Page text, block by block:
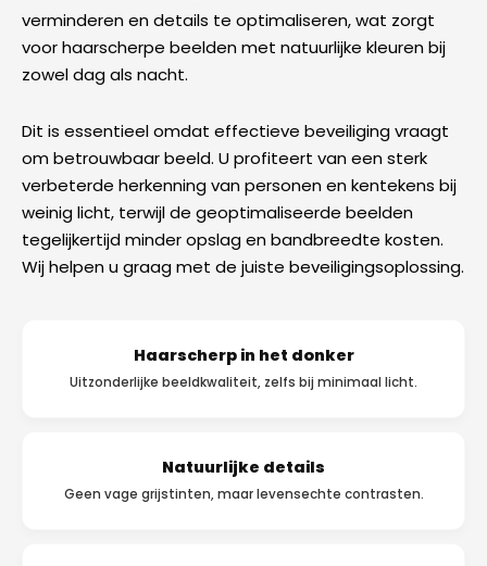
verminderen en details te optimaliseren, wat zorgt
voor haarscherpe beelden met natuurlijke kleuren bij
zowel dag als nacht.
Dit is essentieel omdat effectieve beveiliging vraagt
om betrouwbaar beeld. U profiteert van een sterk
verbeterde herkenning van personen en kentekens bij
weinig licht, terwijl de geoptimaliseerde beelden
tegelijkertijd minder opslag en bandbreedte kosten.
Wij helpen u graag met de juiste beveiligingsoplossing.
Haarscherp in het donker
Uitzonderlijke beeldkwaliteit, zelfs bij minimaal licht.
Natuurlijke details
Geen vage grijstinten, maar levensechte contrasten.